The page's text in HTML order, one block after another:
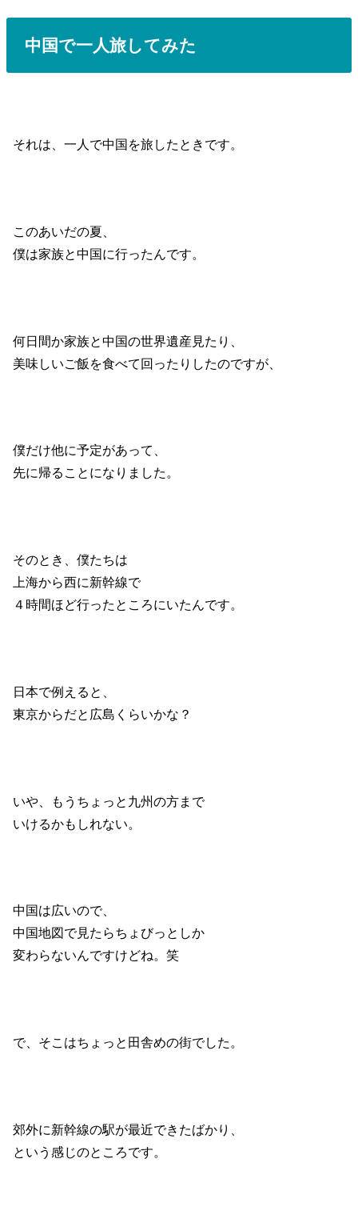
中国で一人旅してみた
それは、一人で中国を旅したときです。
このあいだの夏、
僕は家族と中国に行ったんです。
何日間か家族と中国の世界遺産見たり、
美味しいご飯を食べて回ったりしたのですが、
僕だけ他に予定があって、
先に帰ることになりました。
そのとき、僕たちは
上海から西に新幹線で
４時間ほど行ったところにいたんです。
日本で例えると、
東京からだと広島くらいかな？
いや、もうちょっと九州の方まで
いけるかもしれない。
中国は広いので、
中国地図で見たらちょびっとしか
変わらないんですけどね。笑
で、そこはちょっと田舎めの街でした。
郊外に新幹線の駅が最近できたばかり、
という感じのところです。